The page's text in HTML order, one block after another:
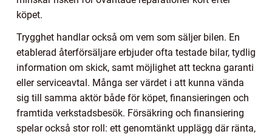
köpet.
Trygghet handlar också om vem som säljer bilen. En
etablerad återförsäljare erbjuder ofta testade bilar, tydlig
information om skick, samt möjlighet att teckna garanti
eller serviceavtal. Många ser värdet i att kunna vända
sig till samma aktör både för köpet, finansieringen och
framtida verkstadsbesök. Försäkring och finansiering
spelar också stor roll: ett genomtänkt upplägg där ränta,